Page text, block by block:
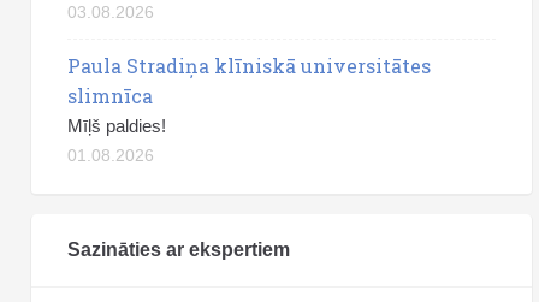
03.08.2026
Paula Stradiņa klīniskā universitātes
slimnīca
Mīļš paldies!
01.08.2026
Sazināties ar ekspertiem